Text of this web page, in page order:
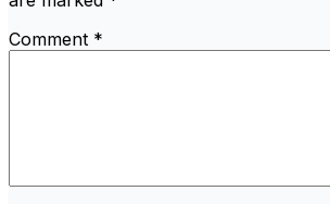
Comment *